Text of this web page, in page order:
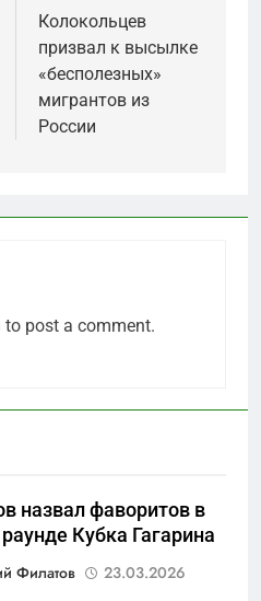
Колокольцев
призвал к высылке
«бесполезных»
мигрантов из
России
to post a comment.
назвал фаворитов в
Кубка Гагарина
Филатов
23.03.2026
в